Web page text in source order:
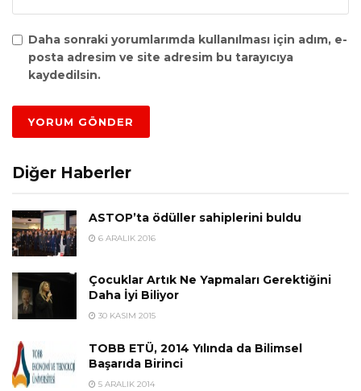
Daha sonraki yorumlarımda kullanılması için adım, e-
posta adresim ve site adresim bu tarayıcıya
kaydedilsin.
Diğer Haberler
ASTOP’ta ödüller sahiplerini buldu
6 ARALIK 2016
Çocuklar Artık Ne Yapmaları Gerektiğini
Daha İyi Biliyor
30 KASIM 2015
TOBB ETÜ, 2014 Yılında da Bilimsel
Başarıda Birinci
5 ARALIK 2014